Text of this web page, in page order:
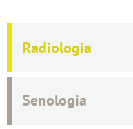
Radiologia
Senologia